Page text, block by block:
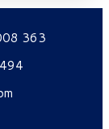
363